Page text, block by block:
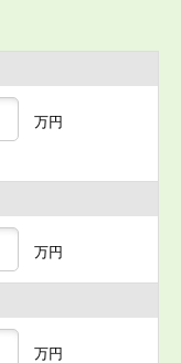
万円
万円
万円